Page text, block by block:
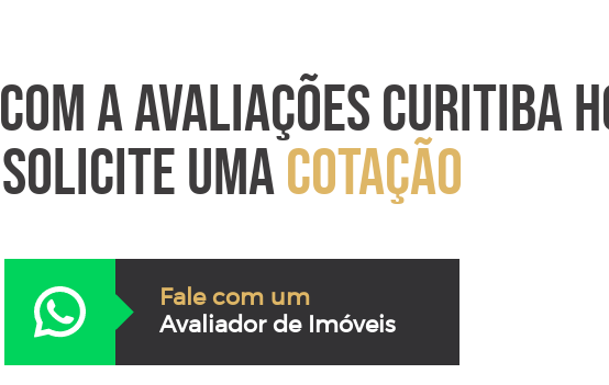
COM A AVALIAÇÕES CURITIBA
SOLICITE UMACOTAÇÃO
Fale com um
Avaliador de Imóveis